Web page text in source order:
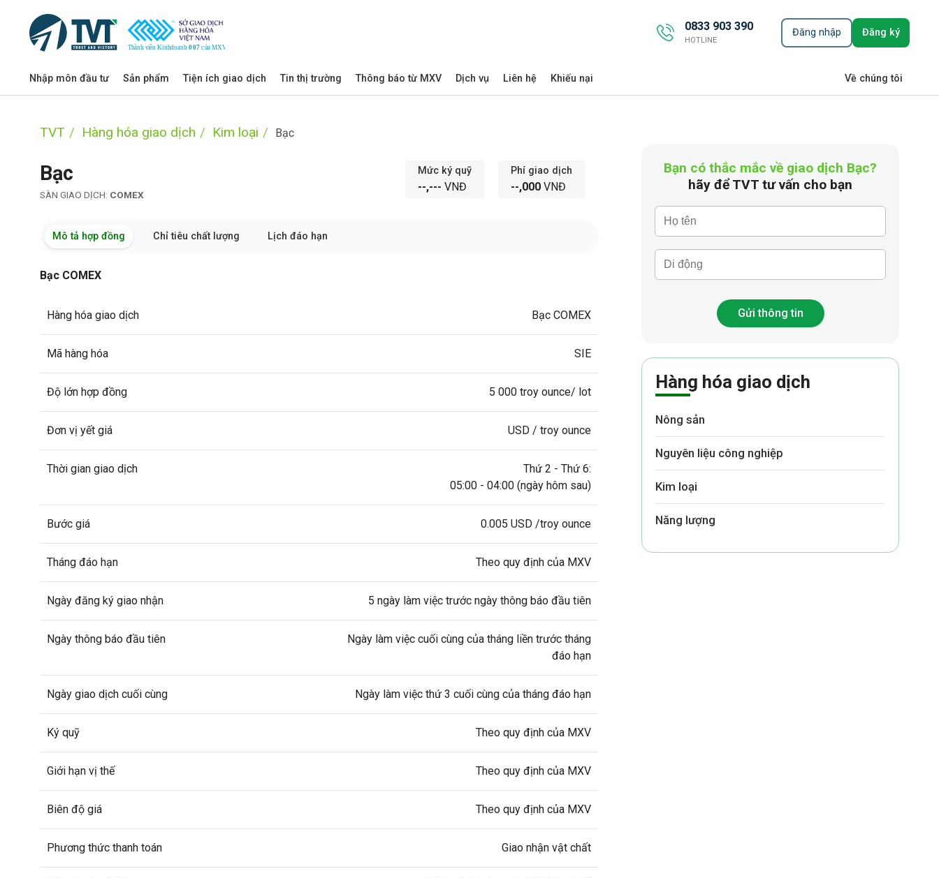
0833 903 390
HOTLINE
Đăng nhập Đăng ký
Nhập môn đầu tư Sản phẩm Tiện ích giao dịch Tin thị trường Thông báo từ MXV Dịch vụ Liên hệ Khiếu nại Về chúng tôi
TVT Hàng hóa giao dịch Kim loại Bạc
Bạc
SÀN GIAO DỊCH: COMEX
Mức ký quỹ
--,--- VNĐ
Phí giao dịch
--,000VNĐ
Mô tả hợp đồng Chỉ tiêu chất lượng Lịch đáo hạn
Bạc COMEX
Hàng hóa giao dịch Bạc COMEX
Mã hàng hóa SIE
Độ lớn hợp đồng 5 000 troy ounce/ lot
Đơn vị yết giá USD / troy ounce
Thời gian giao dịch
Thứ 2 - Thứ 6:
05:00 - 04:00 (ngày hôm sau)
Bước giá 0.005 USD /troy ounce
Tháng đáo hạn Theo quy định của MXV
Ngày đăng ký giao nhận 5 ngày làm việc trước ngày thông báo đầu tiên
Ngày thông báo đầu tiên
Ngày làm việc cuối cùng của tháng liền trước tháng
đáo hạn
Ngày giao dịch cuối cùng Ngày làm việc thứ 3 cuối cùng của tháng đáo hạn
Ký quỹ Theo quy định của MXV
Giới hạn vị thế Theo quy định của MXV
Biên độ giá Theo quy định của MXV
Phương thức thanh toán Giao nhận vật chất
Bạn có thắc mắc về giao dịch Bạc?
hãy để TVT tư vấn cho bạn
Gửi thông tin
Hàng hóa giao dịch
Nông sản
Nguyên liệu công nghiệp
Kim loại
Năng lượng